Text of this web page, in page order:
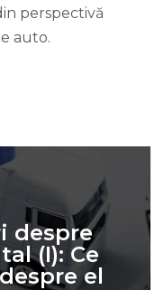
perspectivă
auto.
despre
(I): Ce
el